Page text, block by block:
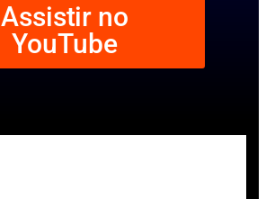
Assistir no
YouTube